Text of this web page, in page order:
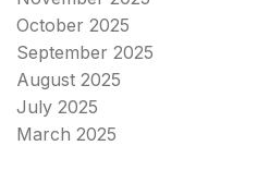
October 2025
September 2025
August 2025
July 2025
March 2025